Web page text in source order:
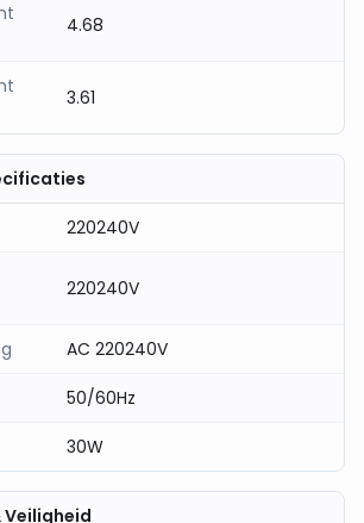
4.68
3.61
220240V
220240V
AC 220240V
50/60Hz
30W
Veiligheid